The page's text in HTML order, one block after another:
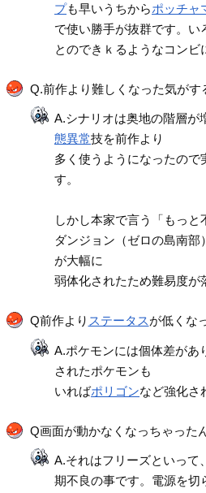
プも早いうちからポッチャ
で使い勝手が抜群です。い
とのできｋるようなコンビ
Q.前作より難しくなった気が
A.シナリオは奥地の階層が
態異常技を前作より
多く使うようになったので
す。
しかし本家で言う「もっ
ダンジョン（ゼロの島南部
が大幅に
弱体化されたため難易
Q前作より ステータスが低くな
A.ポケモンには個体差があ
されたポケモンも
いればポリゴンなど強化さ
Q画面が動かなくなっちゃった
A.それはフリーズといって
期不良の事です。電源を切